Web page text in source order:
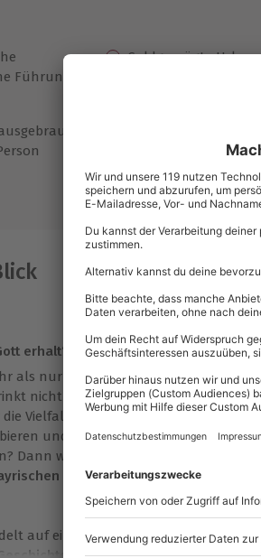
Führung)
Goldgeprägte
verschiedenen
Hausgemachtes
Personen
erhalt‘s
als nur ein Getränk, sondern steht für
nicht immer nur die gleiche Sorte,
die Vielfalt in derWelt des Bieres? Ihr
und etwas über ihre Herkunft
Dann wird die Bierverkostung für Zwei
Brauereimuseumsgenau das
auf einer Ausstellungsfläche von